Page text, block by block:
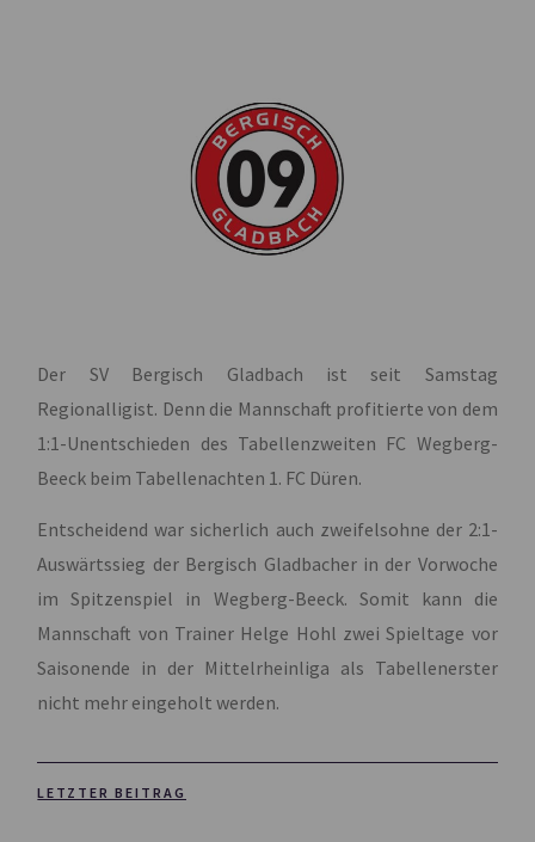
Der SV Bergisch Gladbach ist seit Samstag
Regionalligist. Denn die Mannschaft profitierte von dem
1:1-Unentschieden des Tabellenzweiten FC Wegberg-
Beeck beim Tabellenachten 1. FC Düren.
Entscheidend war sicherlich auch zweifelsohne der 2:1-
Auswärtssieg der Bergisch Gladbacher in der Vorwoche
im Spitzenspiel in Wegberg-Beeck. Somit kann die
Mannschaft von Trainer Helge Hohl zwei Spieltage vor
Saisonende in der Mittelrheinliga als Tabellenerster
nicht mehr eingeholt werden.
LETZTER BEITRAG